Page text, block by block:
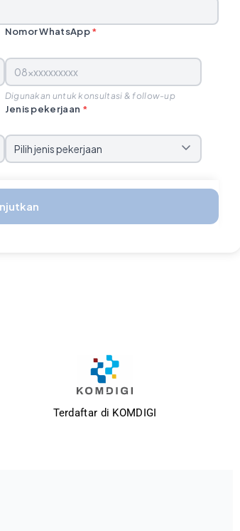
Nomor WhatsApp*
Digunakan untuk konsultasi & follow-up
Jenis pekerjaan *
Terdaftar di KOMDIGI